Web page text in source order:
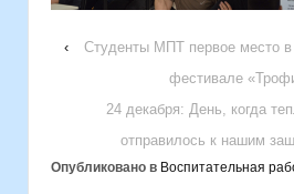
‹
Студенты МПТ первое место в
фестивале
24 декабря: День, когда
отправилось к нашим
Опубликовано в Воспитательная